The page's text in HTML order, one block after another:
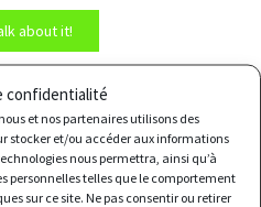
confidentialité
et nos partenaires utilisons des
stocker et/ou accéder aux informations
nous permettra, ainsi qu’à
personnelles telles que le comportement
sur ce site. Ne pas consentir ou retirer
about it!